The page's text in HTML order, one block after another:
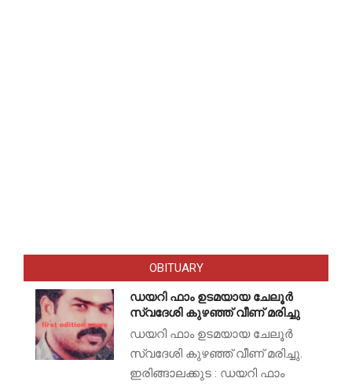
OBITUARY
ഡയറി ഫാം ഉടമയായ ചേലൂർ
സ്വദേശി കുഴഞ്ഞ് വീണ് മരിച്ചു
ഡയറി ഫാം ഉടമയായ ചേലൂർ
സ്വദേശി കുഴഞ്ഞ് വീണ് മരിച്ചു.
ഇരിങ്ങാലക്കുട : ഡയറി ഫാം